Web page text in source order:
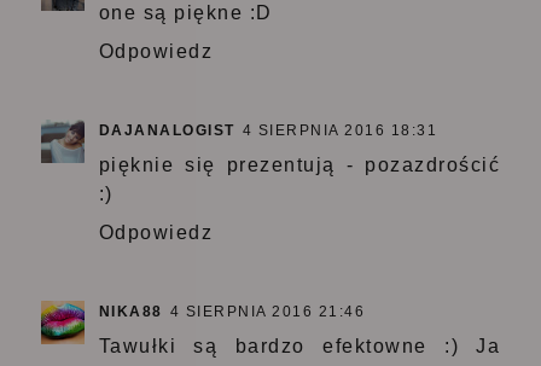
one są piękne :D
Odpowiedz
DAJANALOGIST 4 SIERPNIA 2016 18:31
pięknie się prezentują - pozazdrościć
:)
Odpowiedz
NIKA88 4 SIERPNIA 2016 21:46
Tawułki są bardzo efektowne :) Ja